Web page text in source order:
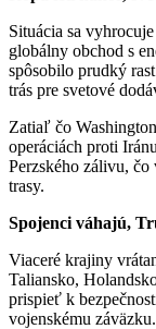
Situácia sa
globálny obchod s
spôsobilo prudký
trás pre svetové
Zatiaľ čo
operáciách proti
Perzského zálivu,
trasy.
Spojenci váhajú,
Viaceré krajiny
Taliansko,
prispieť k
vojenskému záväzku.